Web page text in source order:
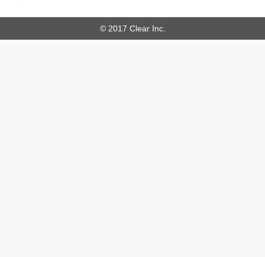
© 2017 Clear Inc.